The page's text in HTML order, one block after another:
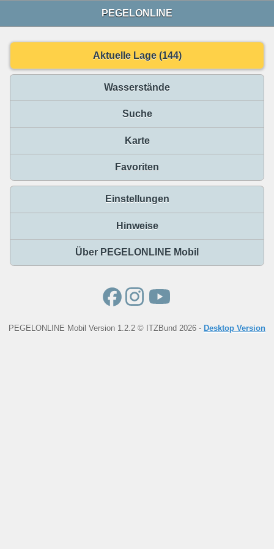
PEGELONLINE
Aktuelle Lage (144)
Wasserstände
Suche
Karte
Favoriten
Einstellungen
Hinweise
Über PEGELONLINE Mobil
PEGELONLINE Mobil Version 1.2.2 © ITZBund 2026 - Desktop Version